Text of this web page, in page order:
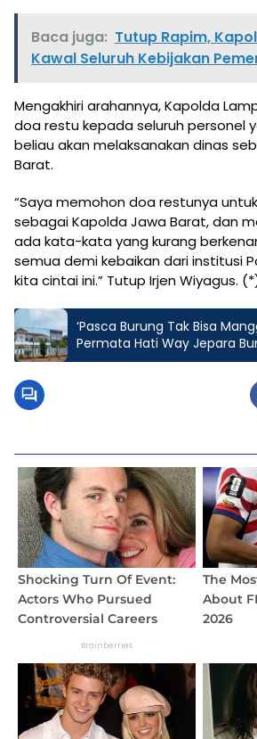
Baca juga: Tutup Rapim,
Kawal Seluruh Kebijakan
Mengakhiri arahannya, Kapolda
doa restu kepada seluruh personel
beliau akan melaksanakan dinas
Barat.
“Saya memohon doa restunya
sebagai Kapolda Jawa Barat, dan
ada kata-kata yang kurang
semua demi kebaikan dari institusi
kita cintai ini.” Tutup Irjen Wiyagus.
‘Pasca Burung Tak Bisa
Permata Hati Way Jepara
Akan Lapor Ke Polisi